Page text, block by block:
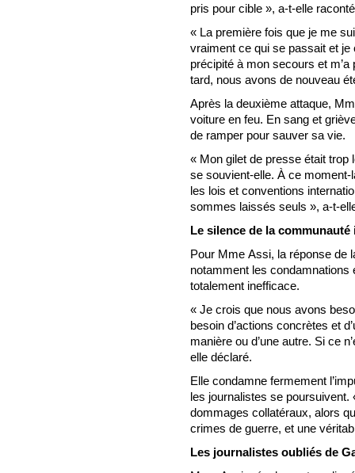
pris pour cible », a-t-elle
« La première fois que je me
vraiment ce qui se passait et je
précipité à mon secours et
tard, nous avons de nouveau
Après la deuxième attaque,
voiture en feu. En sang et
de ramper pour sauver sa vie.
« Mon gilet de presse était trop
se souvient-elle. À ce
les lois et conventions
sommes laissés seuls », a-t-
Le silence de la
Pour Mme Assi, la réponse de
notamment les condamnations
totalement inefficace.
« Je crois que nous avons
besoin d’actions concrètes et
manière ou d’une autre. Si ce
elle déclaré.
Elle condamne fermement
les journalistes se
dommages collatéraux, alors
crimes de guerre, et une
Les journalistes oubliés de